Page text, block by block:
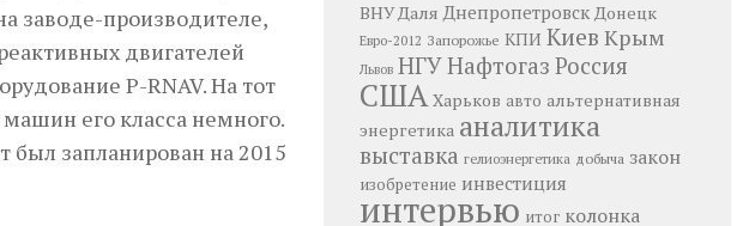
заводе-производителе,
двигателей
P-RNAV. На тот
его класса немного.
был запланирован на 2015
ВНУ Даля Днепропетровск Донецк
Евро-2012 Запорожье КПИ Киев Крым
Львов НГУНафтогаз Россия
США Харьков авто альтернативная
энергетика аналитика
выставка гелиоэнергетика добыча закон
изобретение инвестиция
интервью итог колонка